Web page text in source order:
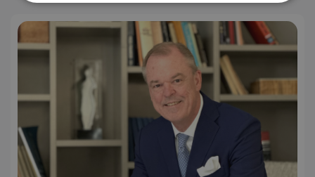
Απολύτως απαραίτητα
Απόδοσης
Λειτουργικότητας
Μη ταξινομημένα
Τα απολύτως απαραίτητα cookies επιτρέπουν
βασικές λειτουργίες του ιστότοπου, όπως τη
σύνδεση χρήστη και τη διαχείριση λογαριασμού.
Ο ιστότοπος δεν μπορεί να χρησιμοποιηθεί σωστά
χωρίς τα απολύτως απαραίτητα cookies.
Ονοματεπώνυμο
Προμηθευτής
Πεδίο